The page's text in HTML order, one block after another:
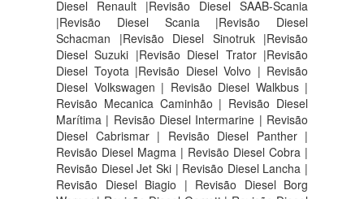
Diesel Renault |Revisão Diesel SAAB-Scania
|Revisão Diesel Scania |Revisão Diesel
Schacman |Revisão Diesel Sinotruk |Revisão
Diesel Suzuki |Revisão Diesel Trator |Revisão
Diesel Toyota |Revisão Diesel Volvo | Revisão
Diesel Volkswagen | Revisão Diesel Walkbus |
Revisão Mecanica Caminhão | Revisão Diesel
Marítima | Revisão Diesel Intermarine | Revisão
Diesel Cabrismar | Revisão Diesel Panther |
Revisão Diesel Magma | Revisão Diesel Cobra |
Revisão Diesel Jet Ski | Revisão Diesel Lancha |
Revisão Diesel Biagio | Revisão Diesel Borg